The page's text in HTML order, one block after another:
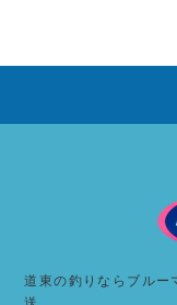
道東の釣りならブルー